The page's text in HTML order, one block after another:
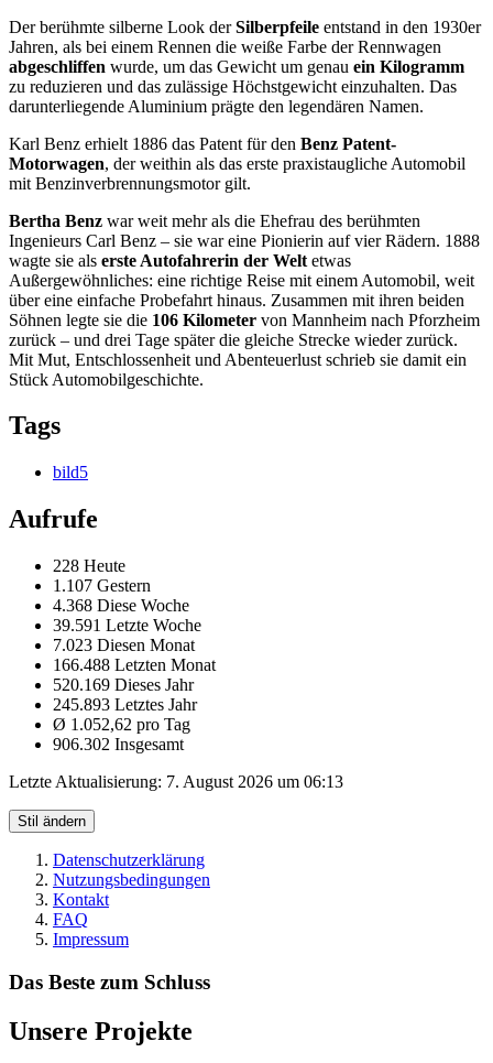
Der berühmte silberne Look derSilberpfeile entstand in den 1930er
Jahren, als bei einem Rennen die weiße Farbe der Rennwagen
abgeschliffen wurde, um das Gewicht um genau ein Kilogramm
zu reduzieren und das zulässige Höchstgewicht einzuhalten. Das
darunterliegende Aluminium prägte den legendären Namen.
Karl Benz erhielt 1886 das Patent für den Benz Patent-
Motorwagen, der weithin als das erste praxistaugliche Automobil
mit Benzinverbrennungsmotor gilt.
Bertha Benz war weit mehr als die Ehefrau des berühmten
Ingenieurs Carl Benz – sie war eine Pionierin auf vier Rädern. 1888
wagte sie als erste Autofahrerin der Welt etwas
Außergewöhnliches: eine richtige Reise mit einem Automobil, weit
über eine einfache Probefahrt hinaus. Zusammen mit ihren beiden
Söhnen legte sie die 106 Kilometer von Mannheim nach Pforzheim
zurück – und drei Tage später die gleiche Strecke wieder zurück.
Mit Mut, Entschlossenheit und Abenteuerlust schrieb sie damit ein
Stück Automobilgeschichte.
Tags
bild5
Aufrufe
228 Heute
1.107 Gestern
4.368 Diese Woche
39.591 Letzte Woche
7.023 Diesen Monat
166.488 Letzten Monat
520.169 Dieses Jahr
245.893 Letztes Jahr
Ø 1.052,62 pro Tag
906.302 Insgesamt
Letzte Aktualisierung: 7. August 2026 um 06:13
Stil ändern
Datenschutzerklärung
Nutzungsbedingungen
Kontakt
FAQ
Impressum
Das Beste zum Schluss
Unsere Projekte